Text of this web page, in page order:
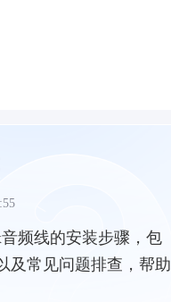
频线的安装步骤，包
及常见问题排查，帮助